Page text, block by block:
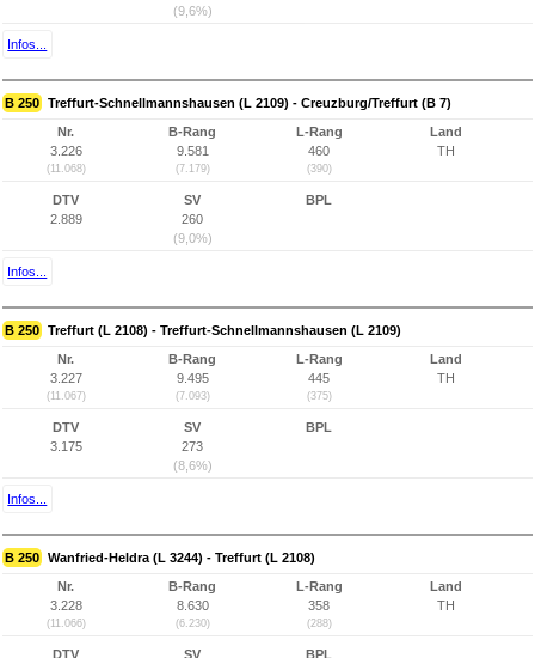
(9,6%)
Infos...
B 250 Treffurt-Schnellmannshausen (L 2109) - Creuzburg/Treffurt (B 7)
Nr.
3.226
(11.068)
B-Rang
9.581
(7.179)
L-Rang
460
(390)
Land
TH
DTV
2.889
SV
260
(9,0%)
BPL
Infos...
B 250 Treffurt (L 2108) - Treffurt-Schnellmannshausen (L 2109)
Nr.
3.227
(11.067)
B-Rang
9.495
(7.093)
L-Rang
445
(375)
Land
TH
DTV
3.175
SV
273
(8,6%)
BPL
Infos...
B 250 Wanfried-Heldra (L 3244) - Treffurt (L 2108)
Nr.
3.228
(11.066)
B-Rang
8.630
(6.230)
L-Rang
358
(288)
Land
TH
DTV
SV
BPL